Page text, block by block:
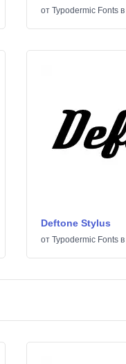
от Typodermic Fontsв
Deftone Stylus
от Typodermic Fontsв